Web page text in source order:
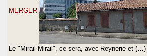
MERGER
Le "Mirail Mirail", ce sera, avec Reynerie et (…)